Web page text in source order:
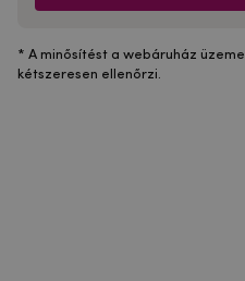
* A minősítést a webáruház
kétszeresen ellenőrzi.